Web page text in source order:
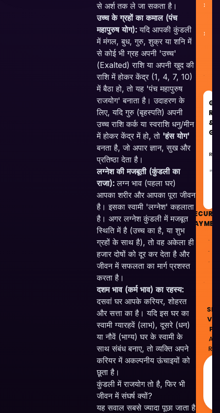
से अर्श तक ले जा सकता है।
उच्च के ग्रहों का कमाल (पंच
महापुरुष योग): यदि आपकी कुंडली
में मंगल, बुध, गुरु, शुक्र या शनि में
से कोई भी ग्रह अपनी 'उच्च'
(Exalted) राशि या अपनी खुद की
राशि में होकर केंद्र (1, 4, 7, 10)
में बैठा हो, तो यह 'पंच महापुरुष
राजयोग' बनाता है। उदाहरण के
लिए, यदि गुरु (बृहस्पति) अपनी
उच्च राशि कर्क या स्वराशि धनु/मीन
में होकर केंद्र में हो, तो 'हंस योग'
बनता है, जो अपार ज्ञान, सुख और
प्रतिष्ठा देता है।
लग्नेश की मजबूती (कुंडली का
राजा): लग्न भाव (पहला घर)
आपका शरीर और आपका पूरा जीवन
है। इसका स्वामी 'लग्नेश' कहलाता
है। अगर लग्नेश कुंडली में मजबूत
स्थिति में है (उच्च का है, या शुभ
ग्रहों के साथ है), तो वह अकेला ही
हजार दोषों को दूर कर देता है और
जीवन में सफलता का मार्ग प्रशस्त
करता है।
दशम भाव (कर्म भाव) का रहस्य:
दसवां घर आपके करियर, शोहरत
और सत्ता का है। यदि इस घर का
स्वामी ग्यारहवें (लाभ), दूसरे (धन)
या नौवें (भाग्य) घर के स्वामी के
साथ संबंध बनाए, तो व्यक्ति अपने
करियर में अकल्पनीय ऊंचाइयों को
छूता है।
कुंडली में राजयोग तो है, फिर भी
जीवन में संघर्ष क्यों?
यह सवाल सबसे ज्यादा पूछा जाता है
&
SECURE
All